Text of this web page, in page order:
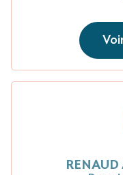
RENAUD